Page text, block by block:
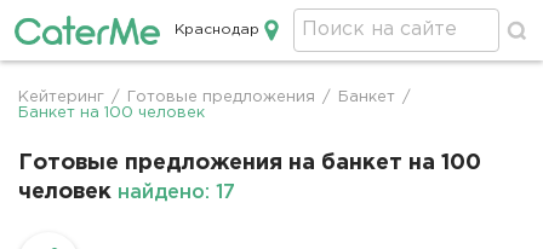
Кейтеринг в Краснодаре
Краснодар
Строка
Кейтеринг / Готовые предложения / Банкет
/
Банкет на 100 человек
Готовые предложения на банкет на 100
человек найдено: 17